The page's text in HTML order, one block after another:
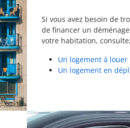
Si vous avez besoin de
de financer un
votre habitation,
Un logement à louer
Un logement en